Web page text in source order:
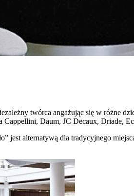
twórca angażując się w różne
Daum, JC Decaux, Driade,
jest alternatywą dla tradycyjnego